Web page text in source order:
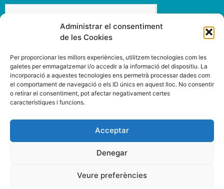
Administrar el consentiment
de les Cookies
Per proporcionar les millors experiències, utilitzem tecnologies com les
galetes per emmagatzemar i/o accedir a la informació del dispositiu. La
incorporació a aquestes tecnologies ens permetrà processar dades com
el comportament de navegació o els ID únics en aquest lloc. No consentir
o retirar el consentiment, pot afectar negativament certes
característiques i funcions.
Acceptar
Denegar
Veure preferències
Enviar
INSPIRIT MUTUA